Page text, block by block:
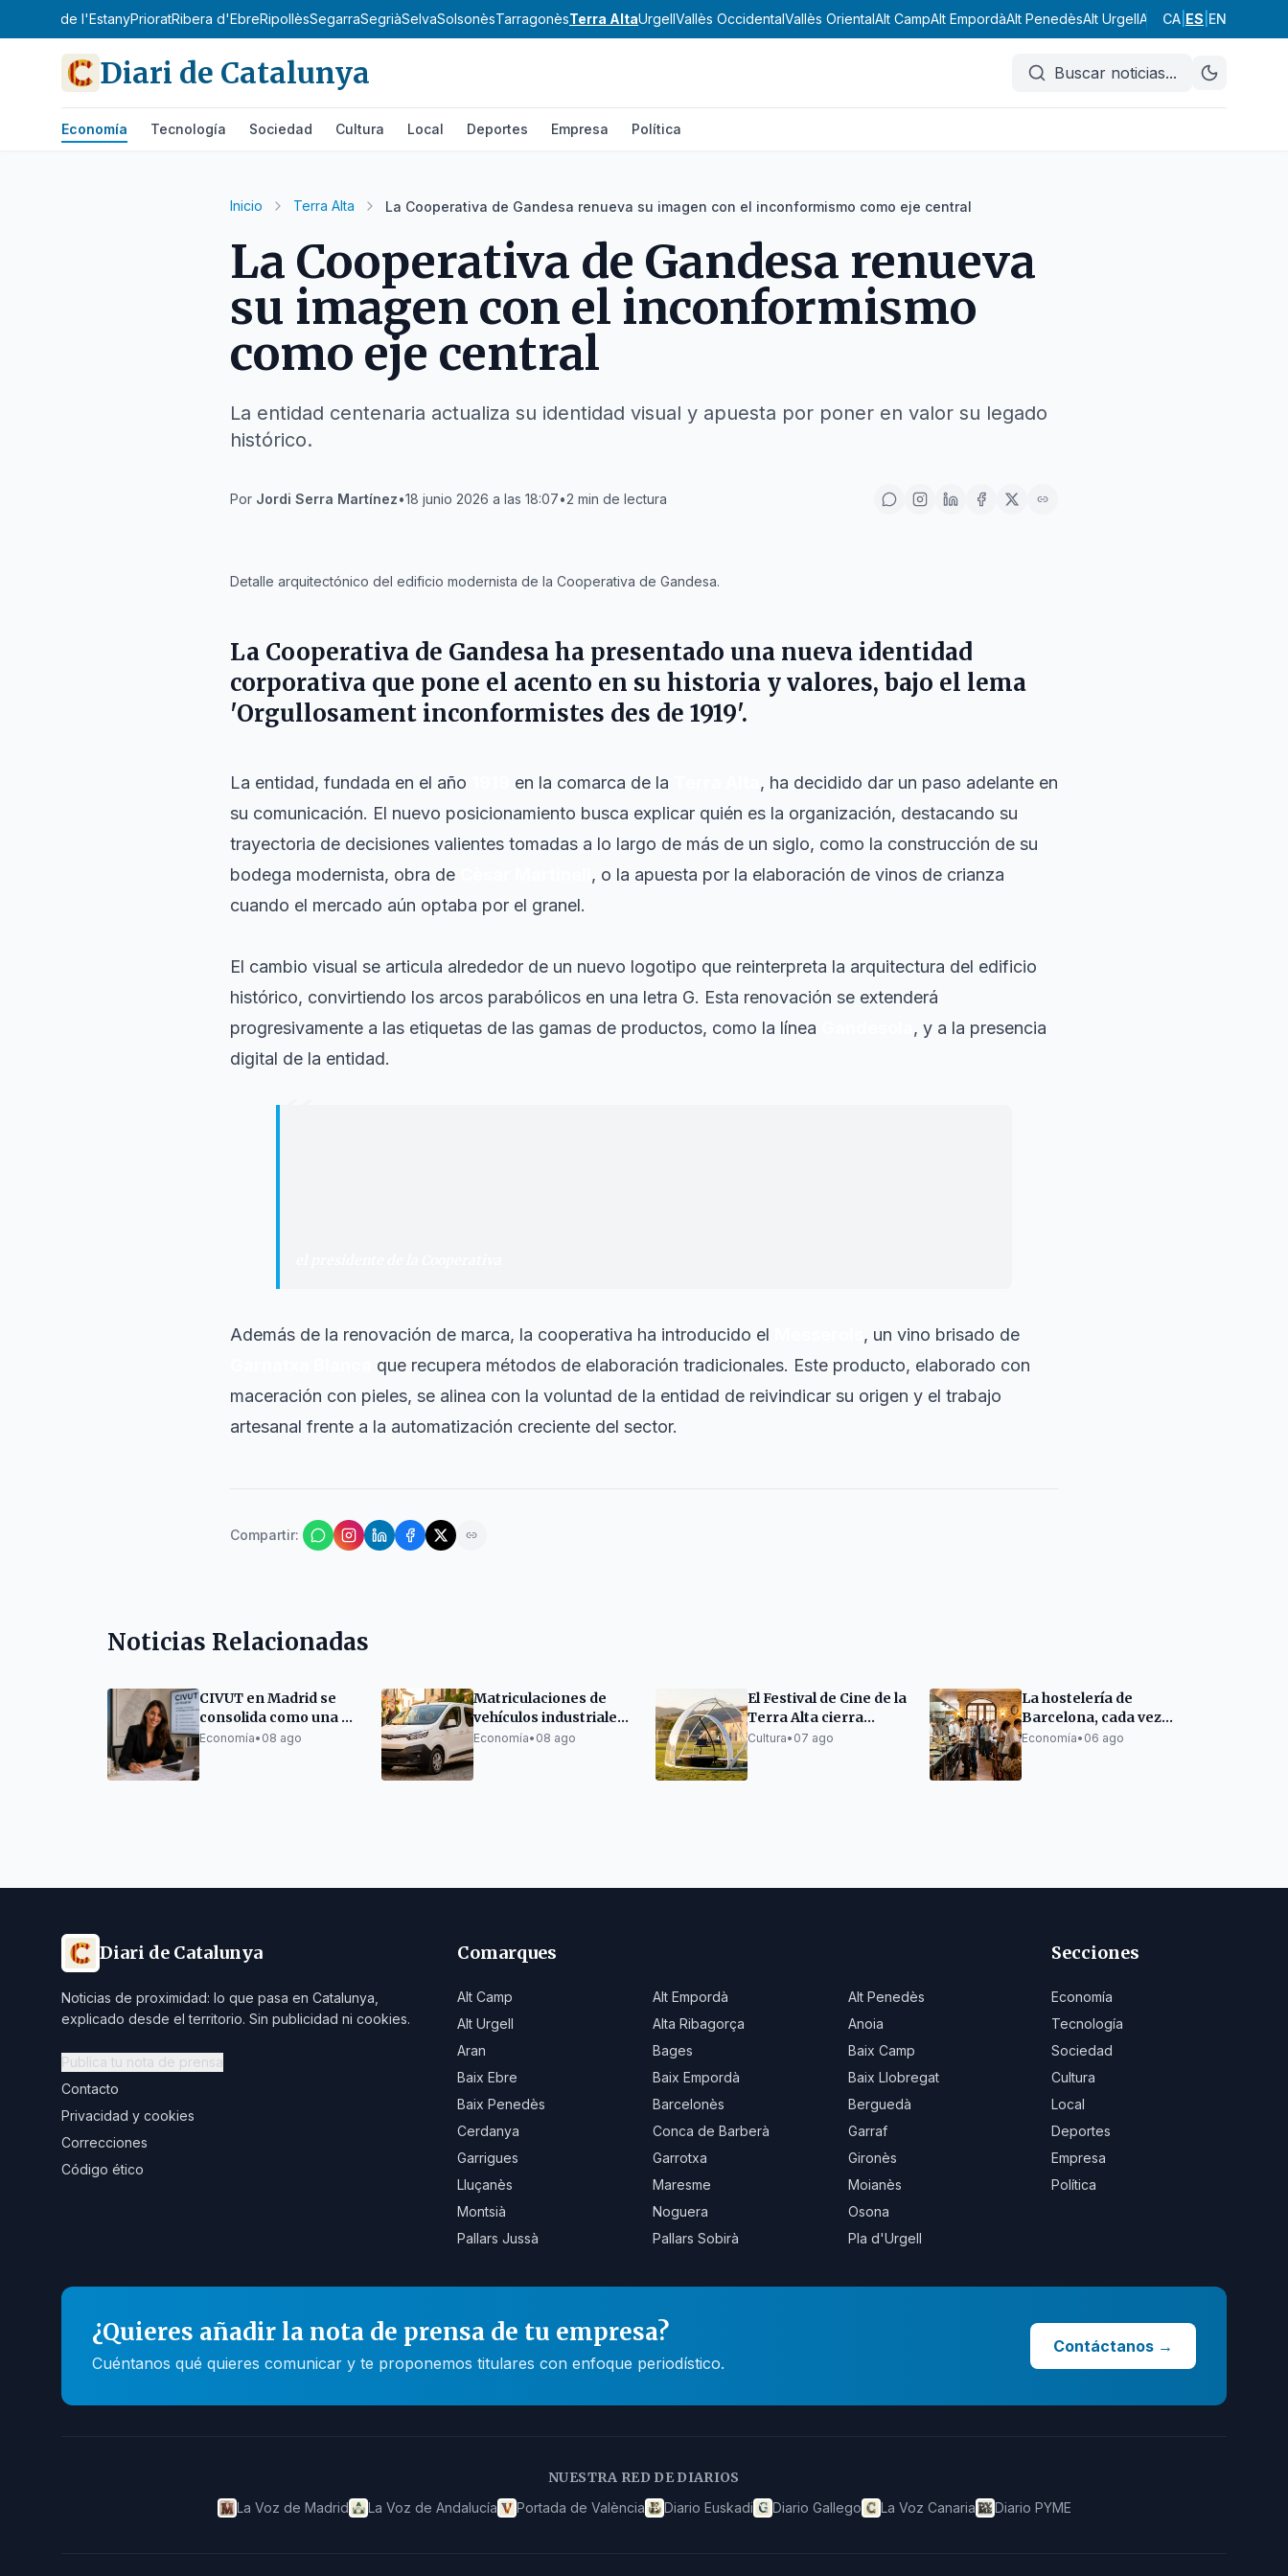
Pla de l'EstanyPrioratRibera d'EbreRipollèsSegarraSegriàSelvaSolsonèsTarragonèsTerra AltaUrgellVallès OccidentalVallès OrientalAlt CampAlt EmpordàAlt PenedèsAlt UrgellAlta Ribagorça
CA ES EN
Diari de Catalunya Buscar noticias...
Economía Tecnología Sociedad Cultura Local Deportes Empresa Política
Inicio Terra Alta La Cooperativa de Gandesa renueva su imagen con el inconformismo como eje central
La Cooperativa de Gandesa renueva
su imagen con el inconformismo
como eje central
La entidad centenaria actualiza su identidad visual y apuesta por poner en valor su legado
histórico.
Por Jordi Serra Martínez•18 junio 2026 a las 18:07•2 min de lectura
Detalle arquitectónico del edificio modernista de la Cooperativa de Gandesa.
La Cooperativa de Gandesaha presentado una nueva identidad
corporativa que pone el acento en su historia y valores, bajo el lema
'Orgullosament inconformistes des de 1919'.
La entidad, fundada en el año en la comarca de la
, ha decidido dar un paso adelante en
su comunicación. El nuevo posicionamiento busca explicar quién es la organización, destacando su
trayectoria de decisiones valientes tomadas a lo largo de más de un siglo, como la construcción de su
bodega modernista, obra de
, o la apuesta por la elaboración de vinos de crianza
cuando el mercado aún optaba por el granel.
El cambio visual se articula alrededor de un nuevo logotipo que reinterpreta la arquitectura del edificio
histórico, convirtiendo los arcos parabólicos en una letra G. Esta renovación se extenderá
progresivamente a las etiquetas de las gamas de productos, como la línea
, y a la presencia
digital de la entidad.
“
Además de la renovación de marca, la cooperativa ha introducido el
, un vino brisado de
que recupera métodos de elaboración tradicionales. Este producto, elaborado con
maceración con pieles, se alinea con la voluntad de la entidad de reivindicar su origen y el trabajo
artesanal frente a la automatización creciente del sector.
Compartir:
Noticias Relacionadas
CIVUT en Madrid se
consolida como una de
las empresas de
Economía• 08 ago
Matriculaciones de
vehículos industriales
crecen cerca del 10%
Economía• 08 ago
El Festival de Cine de la
Terra Alta cierra
edición con éxito e
Cultura• 07 ago
La hostelería de
Barcelona, cada vez
más extranjera
Economía• 06 ago
Diari de Catalunya
Noticias de proximidad: lo que pasa en Catalunya,
explicado desde el territorio. Sin publicidad ni cookies.
Publica tu nota de prensa
Contacto
Privacidad y cookies
Correcciones
Código ético
Comarques
Alt Camp Alt Empordà
Alt Penedès
Alt Urgell
Alta Ribagorça
Anoia
Aran
Bages
Baix Camp
Baix Ebre
Baix Empordà
Baix Llobregat
Baix Penedès
Barcelonès
Berguedà
Cerdanya
Conca de Barberà
Garraf
Garrigues
Garrotxa
Gironès
Lluçanès
Maresme
Moianès
Montsià
Noguera
Osona
Pallars Jussà
Pallars Sobirà Pla d'Urgell
Secciones
Economía
Tecnología
Sociedad
Cultura
Local
Deportes
Empresa
Política
¿Quieres añadir la nota de prensa de tu empresa?
Cuéntanos qué quieres comunicar y te proponemos titulares con enfoque periodístico.
Contáctanos →
NUESTRA RED DE DIARIOS
La Voz de Madrid La Voz de Andalucía Portada de València Diario Euskadi Diario Gallego La Voz Canaria Diario PYME